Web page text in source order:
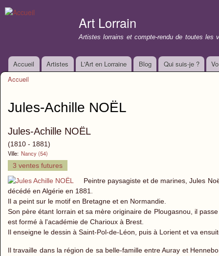
Art Lorrain
Artistes lorrains et compte-rendu de toutes les
Menu principal
Accueil Artistes L'Art en Lorraine Blog Qui suis-je ?
Accueil
Jules-Achille NOËL
Jules-Achille NOËL
(1810 - 1881)
Ville: Nancy (54)
3 ventes futures
Peintre paysagiste et de marines, Jules
décédé en Algérie en 1881.
Il a peint sur le motif en Bretagne et en Normandie.
Son père étant lorrain et sa mère originaire de Plougasnou, il
est formé à l'académie de Charioux à Brest.
Il enseigne le dessin à Saint-Pol-de-Léon, puis à Lorient et va
Il travaille dans la région de sa belle-famille entre Auray et